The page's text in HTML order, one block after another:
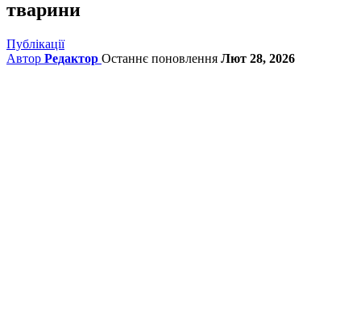
тварини
Публікації
Автор Редактор Останнє поновлення Лют 28, 2026